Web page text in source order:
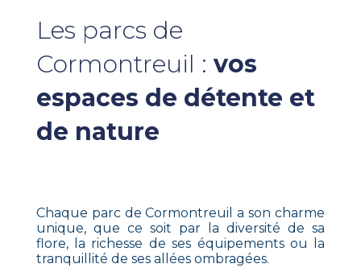
Les parcs de
Cormontreuil : vos
espaces de détente et
de nature
Chaque parc de Cormontreuil a son charme
unique, que ce soit par la diversité de sa
flore, la richesse de ses équipements ou la
tranquillité de ses allées ombragées.